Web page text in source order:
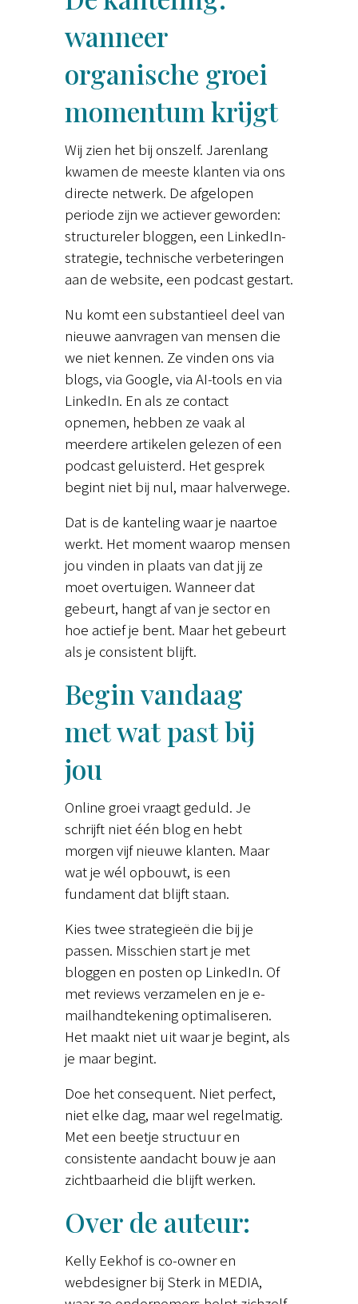
wanneer
organische groei
momentum krijgt
Wij zien het bij onszelf. Jarenlang
kwamen de meeste klanten via ons
directe netwerk. De afgelopen
periode zijn we actiever geworden:
structureler bloggen, een LinkedIn-
strategie, technische verbeteringen
aan de website, een podcast gestart.
Nu komt een substantieel deel van
nieuwe aanvragen van mensen die
we niet kennen. Ze vinden ons via
blogs, via Google, via AI-tools en via
LinkedIn. En als ze contact
opnemen, hebben ze vaak al
meerdere artikelen gelezen of een
podcast geluisterd. Het gesprek
begint niet bij nul, maar halverwege.
Dat is de kanteling waar je naartoe
werkt. Het moment waarop mensen
jou vinden in plaats van dat jij ze
moet overtuigen. Wanneer dat
gebeurt, hangt af van je sector en
hoe actief je bent. Maar het gebeurt
als je consistent blijft.
Begin vandaag
met wat past bij
jou
Online groei vraagt geduld. Je
schrijft niet één blog en hebt
morgen vijf nieuwe klanten. Maar
wat je wél opbouwt, is een
fundament dat blijft staan.
Kies twee strategieën die bij je
passen. Misschien start je met
bloggen en posten op LinkedIn. Of
met reviews verzamelen en je e-
mailhandtekening optimaliseren.
Het maakt niet uit waar je begint, als
je maar begint.
Doe het consequent. Niet perfect,
niet elke dag, maar wel regelmatig.
Met een beetje structuur en
consistente aandacht bouw je aan
zichtbaarheid die blijft werken.
Over de auteur:
Kelly Eekhof is co-owner en
webdesigner bij Sterk in MEDIA,